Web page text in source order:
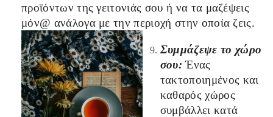
προϊόντων της γειτονιάς σου ή να τα μαζέψεις
μόν@ ανάλογα με την περιοχή στην οποία ζεις.
Συμμάζεψε το χώρο
σου:Ένας
τακτοποιημένος και
καθαρός χώρος
συμβάλλει κατά